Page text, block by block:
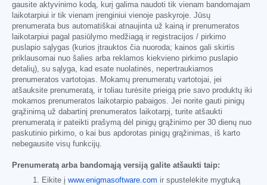
gausite aktyvinimo kodą, kurį galima naudoti tik vienam bandomajam
laikotarpiui ir tik vienam įrenginiui vienoje paskyroje. Jūsų
prenumerata bus automatiškai atnaujinta už kainą ir prenumeratos
laikotarpiui pagal pasiūlymo medžiagą ir registracijos / pirkimo
puslapio sąlygas (kurios įtrauktos čia nuoroda; kainos gali skirtis
priklausomai nuo šalies arba reklamos kiekvieno pirkimo puslapio
detalių), su sąlyga, kad esate nuolatinės, nepertraukiamos
prenumeratos vartotojas. Mokamų prenumeratų vartotojai, jei
atšauksite prenumeratą, ir toliau turėsite prieigą prie savo produktų iki
mokamos prenumeratos laikotarpio pabaigos. Jei norite gauti pinigų
grąžinimą už dabartinį prenumeratos laikotarpį, turite atšaukti
prenumeratą ir pateikti prašymą dėl pinigų grąžinimo per 30 dienų nuo
paskutinio pirkimo, o kai bus apdorotas pinigų grąžinimas, iš karto
nebegausite visų funkcijų.
Prenumeratą arba bandomąją versiją galite atšaukti taip:
Eikite į www.enigmasoftware.com ir spustelėkite mygtuką